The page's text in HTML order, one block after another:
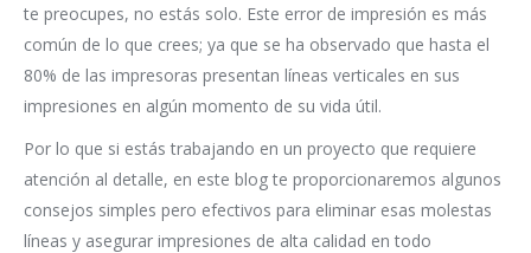
te preocupes, no estás solo. Este error de impresión es más
común de lo que crees; ya que se ha observado que hasta el
80% de las impresoras presentan líneas verticales en sus
impresiones en algún momento de su vida útil.
Por lo que si estás trabajando en un proyecto que requiere
atención al detalle, en este blog te proporcionaremos algunos
consejos simples pero efectivos para eliminar esas molestas
líneas y asegurar impresiones de alta calidad en todo